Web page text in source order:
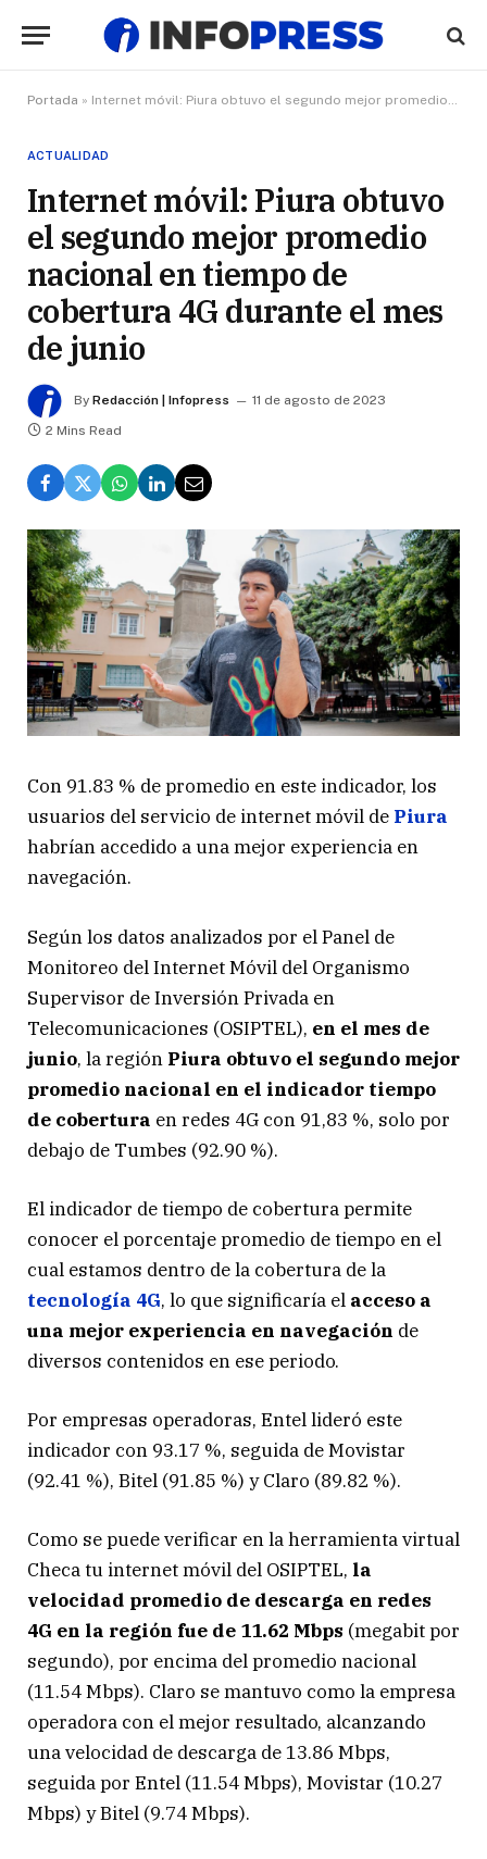
Portada » Internet móvil: Piura obtuvo el segundo mejor promedio nacional en tiempo de cobertura 4G durante el mes de junio
ACTUALIDAD
Internet móvil: Piura obtuvo
el segundo mejor promedio
nacional en tiempo de
cobertura 4G durante el mes
de junio
By Redacción | Infopress
11 de agosto de 2023
2 Mins Read
Con 91.83 % de promedio en este indicador, los
usuarios del servicio de internet móvil de Piura
habrían accedido a una mejor experiencia en
navegación.
Según los datos analizados por el Panel de
Monitoreo del Internet Móvil del Organismo
Supervisor de Inversión Privada en
Telecomunicaciones (OSIPTEL), en el mes de
junio, la región Piura obtuvo el segundo mejor
promedio nacional en el indicador tiempo
de cobertura en redes 4G con 91,83 %, solo por
debajo de Tumbes (92.90 %).
El indicador de tiempo de cobertura permite
conocer el porcentaje promedio de tiempo en el
cual estamos dentro de la cobertura de la
tecnología 4G, lo que significaría el acceso a
una mejor experiencia en navegación de
diversos contenidos en ese periodo.
Por empresas operadoras, Entel lideró este
indicador con 93.17 %, seguida de Movistar
(92.41 %), Bitel (91.85 %) y Claro (89.82 %).
Como se puede verificar en la herramienta virtual
Checa tu internet móvil del OSIPTEL, la
velocidad promedio de descarga en redes
4G en la región fue de 11.62 Mbps (megabit por
segundo), por encima del promedio nacional
(11.54 Mbps). Claro se mantuvo como la empresa
operadora con el mejor resultado, alcanzando
una velocidad de descarga de 13.86 Mbps,
seguida por Entel (11.54 Mbps), Movistar (10.27
Mbps) y Bitel (9.74 Mbps).